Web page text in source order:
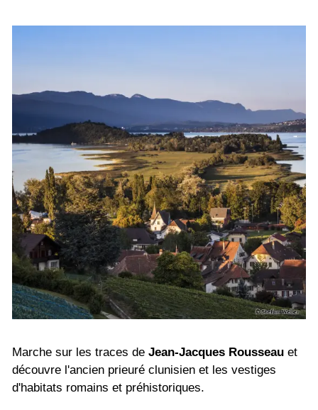
Marche sur les traces de Jean-Jacques Rousseau et
découvre l'ancien prieuré clunisien et les vestiges
d'habitats romains et préhistoriques.